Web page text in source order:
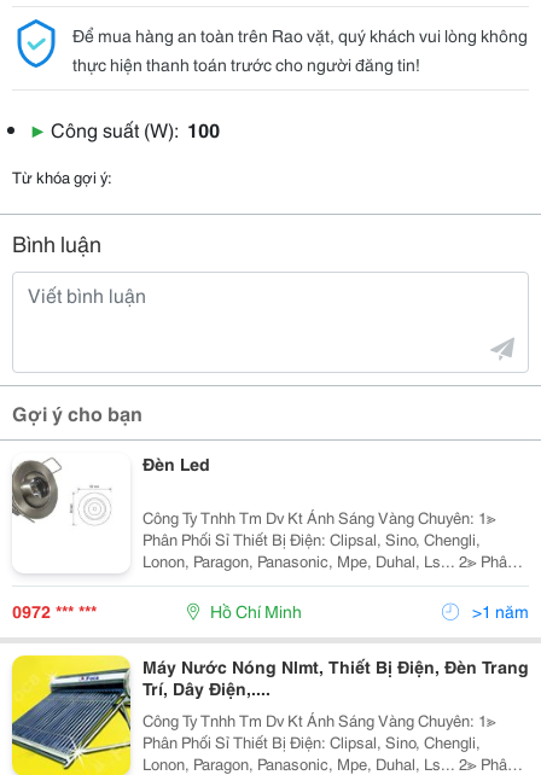
Để mua hàng an toàn trên Rao vặt, quý khách vui lòng không
thực hiện thanh toán trước cho người đăng tin!
▶ Công suất (W): 100
Từ khóa gợi ý:
Bình luận
Gợi ý cho bạn
Đèn Led
Công Ty Tnhh Tm Dv Kt Ánh Sáng Vàng Chuyên: 1≫
Phân Phối Sỉ Thiết Bị Điện: Clipsal, Sino, Chengli,
Lonon, Paragon, Panasonic, Mpe, Duhal, Ls... 2≫ Phân
Phối Đèn Chiếu Sáng Nội Ngoại Thất: Nét Việt, Euro,
Sano, Quốc Ngọc, 168 Lighting, Kim Lo
0972 *** *** Hồ Chí Minh >1 năm
Máy Nước Nóng Nlmt, Thiết Bị Điện, Đèn Trang
Trí, Dây Điện,....
Công Ty Tnhh Tm Dv Kt Ánh Sáng Vàng Chuyên: 1≫
Phân Phối Sỉ Thiết Bị Điện: Clipsal, Sino, Chengli,
Lonon, Paragon, Panasonic, Mpe, Duhal, Ls... 2≫ Phân